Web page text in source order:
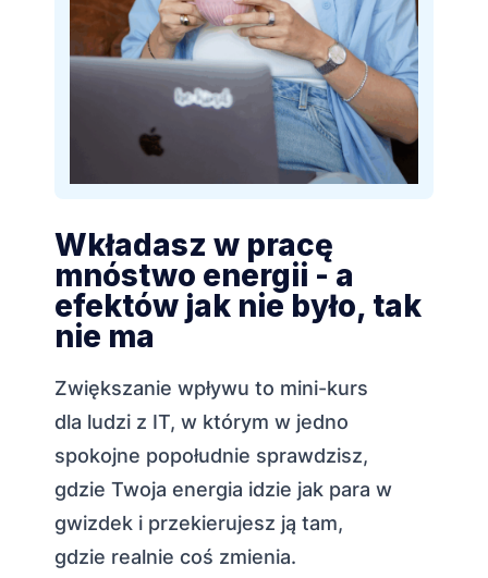
Wkładasz w pracę
mnóstwo energii - a
efektów jak nie było, tak
nie ma
Zwiększanie wpływu to mini-kurs
dla ludzi z IT, w którym w jedno
spokojne popołudnie sprawdzisz,
gdzie Twoja energia idzie jak para w
gwizdek i przekierujesz ją tam,
gdzie realnie coś zmienia.